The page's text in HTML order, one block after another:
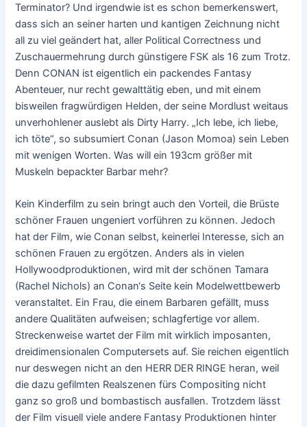
Terminator? Und irgendwie ist es schon bemerkenswert,
dass sich an seiner harten und kantigen Zeichnung nicht
all zu viel geändert hat, aller Political Correctness und
Zuschauermehrung durch günstigere FSK als 16 zum Trotz.
Denn CONAN ist eigentlich ein packendes Fantasy
Abenteuer, nur recht gewalttätig eben, und mit einem
bisweilen fragwürdigen Helden, der seine Mordlust weitaus
unverhohlener auslebt als Dirty Harry. „Ich lebe, ich liebe,
ich töte“, so subsumiert Conan (Jason Momoa) sein Leben
mit wenigen Worten. Was will ein 193cm größer mit
Muskeln bepackter Barbar mehr?
Kein Kinderfilm zu sein bringt auch den Vorteil, die Brüste
schöner Frauen ungeniert vorführen zu können. Jedoch
hat der Film, wie Conan selbst, keinerlei Interesse, sich an
schönen Frauen zu ergötzen. Anders als in vielen
Hollywoodproduktionen, wird mit der schönen Tamara
(Rachel Nichols) an Conan‘s Seite kein Modelwettbewerb
veranstaltet. Ein Frau, die einem Barbaren gefällt, muss
andere Qualitäten aufweisen; schlagfertige vor allem.
Streckenweise wartet der Film mit wirklich imposanten,
dreidimensionalen Computersets auf. Sie reichen eigentlich
nur deswegen nicht an den HERR DER RINGE heran, weil
die dazu gefilmten Realszenen fürs Compositing nicht
ganz so groß und bombastisch ausfallen. Trotzdem lässt
der Film visuell viele andere Fantasy Produktionen hinter